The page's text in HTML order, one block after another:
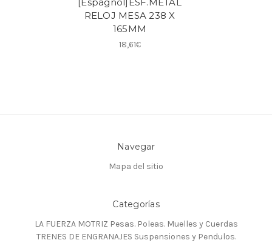
RELOJ MESA 238 X
165MM
18,61€
Navegar
Mapa del sitio
Categorías
LA FUERZA MOTRIZ Pesas. Poleas. Muelles y Cuerdas
TRENES DE ENGRANAJES Suspensiones y Pendulos.